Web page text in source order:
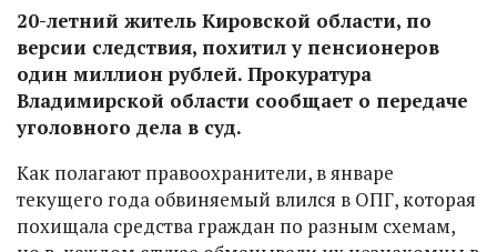
20-летний житель Кировской области, по
версии следствия, похитил у пенсионеров
один миллион рублей. Прокуратура
Владимирской области сообщает о передаче
уголовного дела в суд.
Как полагают правоохранители, в январе
текущего года обвиняемый влился в ОПГ, которая
похищала средства граждан по разным схемам,